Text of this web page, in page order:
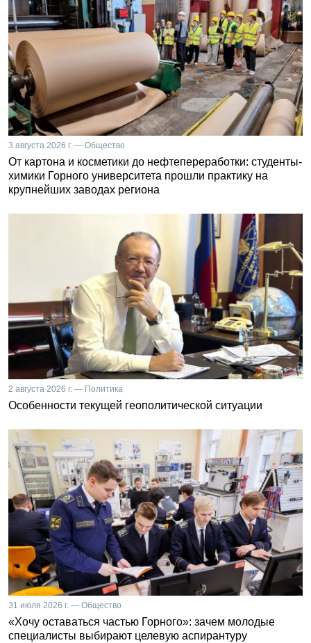
3 августа 2026 г. — Общество
От картона и косметики до нефтепереработки: студенты-
химики Горного университета прошли практику на
крупнейших заводах региона
2 августа 2026 г. — Политика
Особенности текущей геополитической ситуации
31 июля 2026 г. — Общество
«Хочу оставаться частью Горного»: зачем молодые
специалисты выбирают целевую аспирантуру